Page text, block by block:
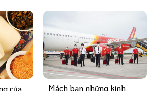
của
Mách bạn những kinh